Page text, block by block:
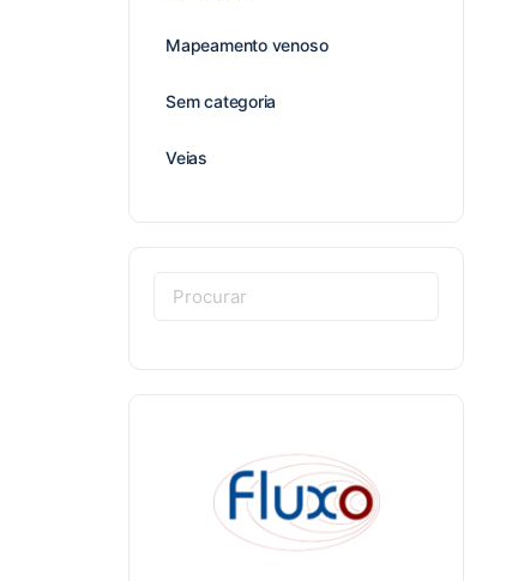
Mapeamento venoso
Sem categoria
Veias
Procurar: